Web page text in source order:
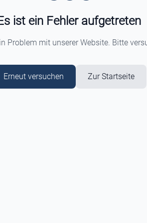
ist ein Fehler aufgetreten
Problem mit unserer Website. Bitte
Erneut versuchen Zur Startseite